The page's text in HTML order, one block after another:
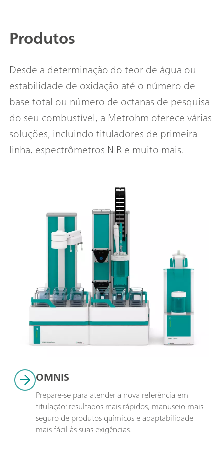
Produtos
Desde a determinação do teor de água ou
estabilidade de oxidação até o número de
base total ou número de octanas de pesquisa
do seu combustível, a Metrohm oferece várias
soluções, incluindo tituladores de primeira
linha, espectrômetros NIR e muito mais.
OMNIS
Prepare-se para atender a nova referência em
titulação: resultados mais rápidos, manuseio mais
seguro de produtos químicos e adaptabilidade
mais fácil às suas exigências.